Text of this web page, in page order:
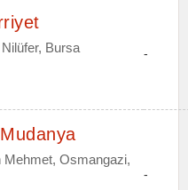
Bursa -
Mehmet, Osmangazi,
-